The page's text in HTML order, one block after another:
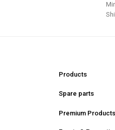
Products
Spare parts
Premium Products